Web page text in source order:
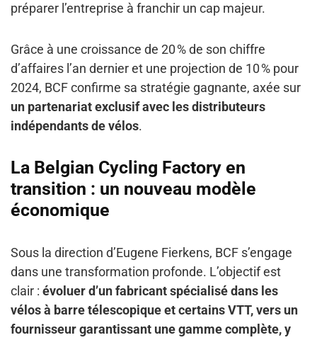
préparer l’entreprise à franchir un cap majeur.
Grâce à une croissance de 20 % de son chiffre
d’affaires l’an dernier et une projection de 10 % pour
2024, BCF confirme sa stratégie gagnante, axée sur
un partenariat exclusif avec les distributeurs
indépendants de vélos.
La Belgian Cycling Factory en
transition : un nouveau modèle
économique
Sous la direction d’Eugene Fierkens, BCF s’engage
dans une transformation profonde. L’objectif est
clair : évoluer d’un fabricant spécialisé dans les
vélos à barre télescopique et certains VTT, vers un
fournisseur garantissant une gamme complète, y